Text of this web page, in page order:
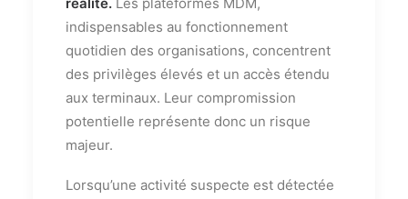
réalité. Les plateformes MDM,
indispensables au fonctionnement
quotidien des organisations, concentrent
des privilèges élevés et un accès étendu
aux terminaux. Leur compromission
potentielle représente donc un risque
majeur.
Lorsqu’une activité suspecte est détectée